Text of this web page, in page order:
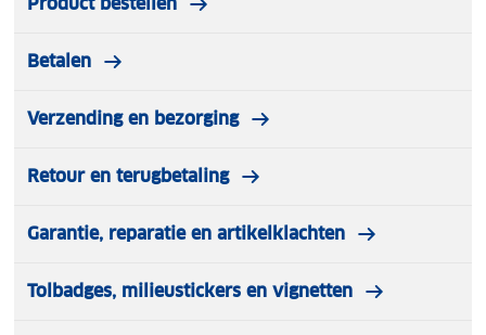
Betalen
Verzending en bezorging
Retour en terugbetaling
Garantie, reparatie en artikelklachten
Tolbadges, milieustickers en vignetten